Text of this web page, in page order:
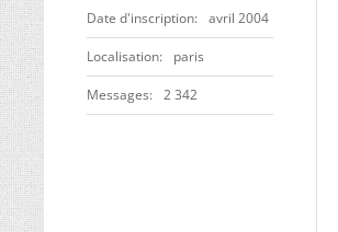
Date d'inscription avril 2004
Localisation paris
Messages 2 342